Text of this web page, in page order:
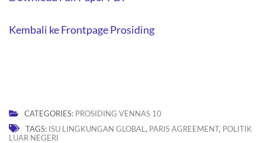
Kembali ke Frontpage Prosiding
CATEGORIES: PROSIDING VENNAS 10
TAGS: ISU LINGKUNGAN GLOBAL , PARIS AGREEMENT, POLITIK
LUAR NEGERI